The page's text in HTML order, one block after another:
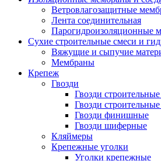
Ветровлагозащитные
Лента соединительная
Парогидроизоляционные
Сухие строительные смеси и
Вяжущие и сыпучие
Мембраны
Крепеж
Гвозди
Гвозди
Гвозди
Гвозди финишные
Гвозди шиферные
Кляймеры
Крепежные уголки
Уголки крепежные